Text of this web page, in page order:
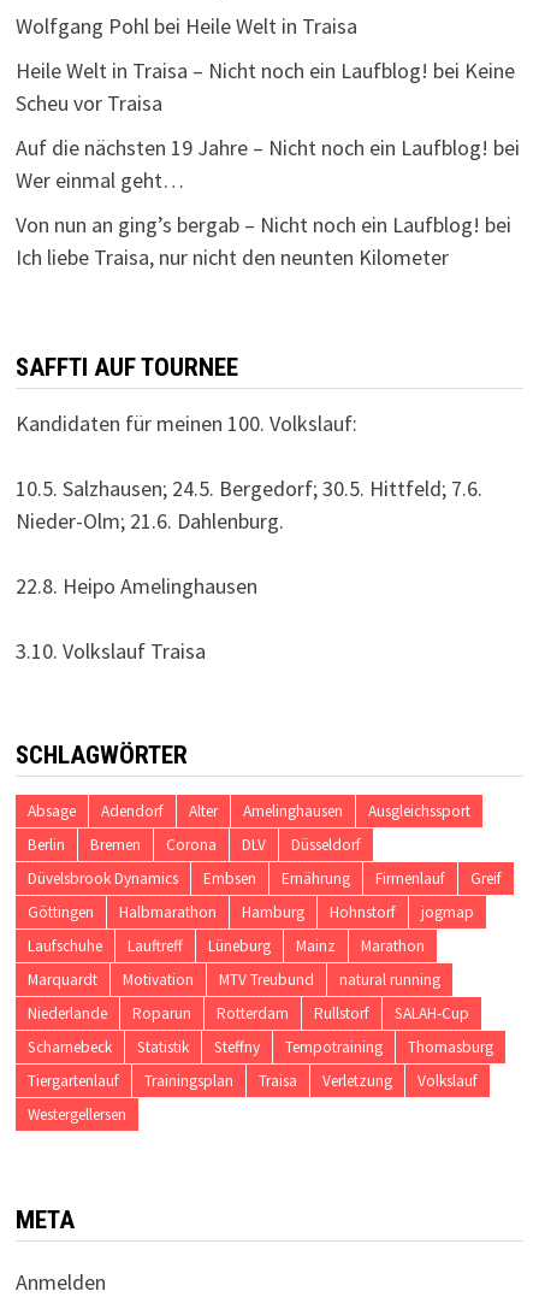
Wolfgang Pohl bei Heile Welt in Traisa
Heile Welt in Traisa – Nicht noch ein Laufblog! bei Keine
Scheu vor Traisa
Auf die nächsten 19 Jahre – Nicht noch ein Laufblog! bei
Wer einmal geht…
Von nun an ging’s bergab – Nicht noch ein Laufblog! bei
Ich liebe Traisa, nur nicht den neunten Kilometer
SAFFTI AUF TOURNEE
Kandidaten für meinen 100. Volkslauf:
10.5. Salzhausen; 24.5. Bergedorf; 30.5. Hittfeld; 7.6.
Nieder-Olm; 21.6. Dahlenburg.
22.8. Heipo Amelinghausen
3.10. Volkslauf Traisa
SCHLAGWÖRTER
Absage Adendorf Alter Amelinghausen
Ausgleichssport
Berlin
Bremen Corona DLV
Düsseldorf
Düvelsbrook Dynamics
Embsen Ernährung Firmenlauf
Greif
Göttingen
Halbmarathon Hamburg Hohnstorf
jogmap
Laufschuhe
Lauftreff Lüneburg Mainz
Marathon
Marquardt
Motivation MTV Treubund
natural running
Niederlande
Roparun Rotterdam Rullstorf
SALAH-Cup
Scharnebeck
Statistik Steffny Tempotraining
Thomasburg
Tiergartenlauf
Trainingsplan Traisa Verletzung
Volkslauf
Westergellersen
META
Anmelden